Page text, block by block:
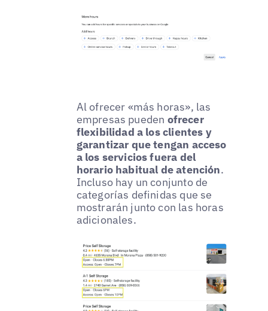
Al ofrecer «más horas», las
empresas pueden ofrecer
flexibilidad a los clientes y
garantizar que tengan acceso
a los servicios fuera del
horario habitual de atención.
Incluso hay un conjunto de
categorías definidas que se
mostrarán junto con las horas
adicionales.